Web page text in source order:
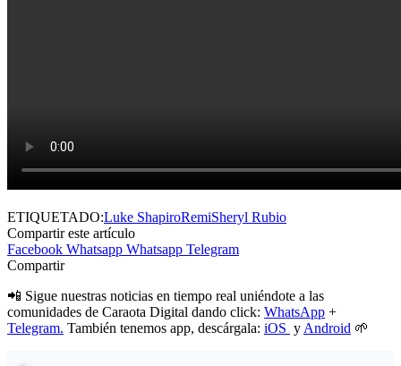
ETIQUETADO:Luke ShapiroRemiSheryl Rubio
Compartir este artículo
Facebook Whatsapp Whatsapp Telegram
Compartir
📲 Sigue nuestras noticias en tiempo real uniéndote a las
comunidades de Caraota Digital dando click: WhatsApp +
Telegram. También tenemos app, descárgala: iOS y Android 🌱